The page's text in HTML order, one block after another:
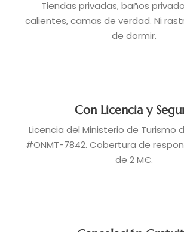
Tiendas privadas, baños
calientes, camas de verdad. Ni
de dormir.
Con Licencia y
Licencia del Ministerio de Turismo
#ONMT-7842. Cobertura de
de 2 M€.